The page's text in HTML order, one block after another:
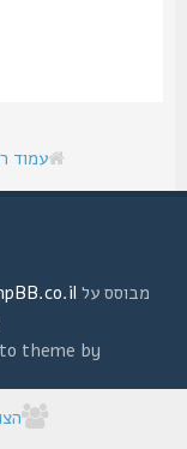
עמוד ראשי
מבוסס עלphpBB.co.il - פורומים בעברית
theme by
הצוות